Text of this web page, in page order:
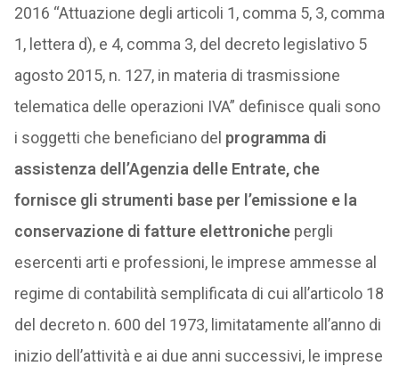
2016 “Attuazione degli articoli 1, comma 5, 3, comma
1, lettera d), e 4, comma 3, del decreto legislativo 5
agosto 2015, n. 127, in materia di trasmissione
telematica delle operazioni IVA” definisce quali sono
i soggetti che beneficiano del programma di
assistenza dell’Agenzia delle Entrate, che
fornisce gli strumenti base per l’emissione e la
conservazione di fatture elettroniche pergli
esercenti arti e professioni, le imprese ammesse al
regime di contabilità semplificata di cui all’articolo 18
del decreto n. 600 del 1973, limitatamente all’anno di
inizio dell’attività e ai due anni successivi, le imprese